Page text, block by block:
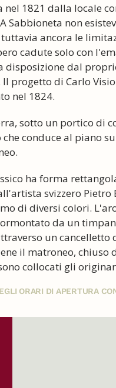
1821 dalla locale
non
ancora le
cadute solo con
dal
progetto di Carlo
nel 1824.
sotto un portico di
conduce al piano
ha forma
svizzero Pietro
di diversi colori.
da un
un
il matroneo, chiuso
collocati gli
ORARI DI APERTURA